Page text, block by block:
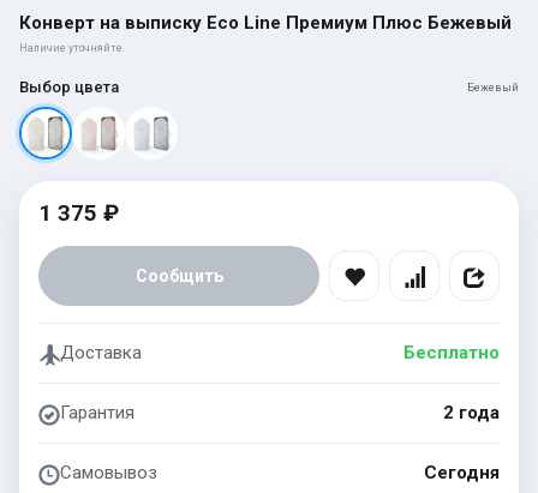
Конверт на выписку Eco Line Премиум Плюс Бежевый
Наличие уточняйте
Выбор цвета Бежевый
1 375 ₽
Сообщить
Доставка Бесплатно
Гарантия 2 года
Самовывоз Сегодня